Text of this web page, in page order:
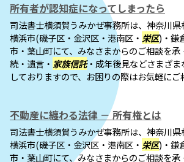
所有者が認知症になってしまったら
司法書士横須賀うみかぜ事務所は、神奈川県
横浜市(磯子区・金沢区・港南区・ 栄区)・鎌
市・葉山町にて、みなさまからのご相談を承
続・遺言・ 家族信託・成年後見などさまざ
しておりますので、お困りの際はお気軽にご
不動産に纏わる法律 － 所有権とは
司法書士横須賀うみかぜ事務所は、神奈川県
横浜市(磯子区・金沢区・港南区・ 栄区)・鎌
市・葉山町にて、みなさまからのご相談を承